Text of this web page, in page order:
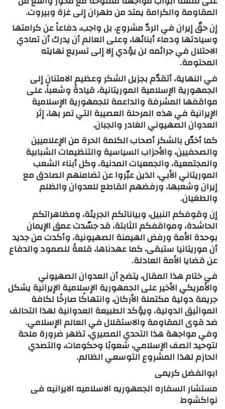
المقاومة والكرامة يمتد من طهران إلى غزة وبيروت.
إن حقّ إيران في الردّ مشروع، بل واجب، دفاعاً عن كرامتها
وسيادتها ودماء أبنائها، وعلى العالم أن يدرك أن تمادي
الاحتلال في جرائمه لن يؤدي إلا إلى تسريع نهايته
المحتومة.
في النهاية، أتقدّم بجزيل الشكر وعظيم الامتنان إلى
الجمهورية الإسلامية الموريتانية، قيادةً وشعباً، على
مواقفها المشرفة والداعمة للجمهورية الإسلامية
الإيرانية في هذه المرحلة العصيبة التي تمر بها، إثر
العدوان الصهيوني الغادر والجبان.
كما أخصّ بالشكر أصحاب الكلمة الحرة من الإعلاميين
والصحفيين، والأحزاب السياسية والتنظيمات الشبابية
والمجتمعية، والجمعيات المدنية، وكل أبناء الشعب
الموريتاني الأبي، الذين عبّروا عن تضامنهم الصادق مع
إيران وشعبها، ورفضهم القاطع للعدوان والظلم
والطغيان.
إن وقوفكم النبيل، وبياناتكم الجريئة، ومظاهراتكم
الحاشدة، ومواقفكم الثابتة، قد جسّدت عمق الإيمان
بوحدة الأمة ورفض الهيمنة الصهيونية، وأكدت من جديد
أن موريتانيا ستبقى، كما عهدناها، قلعةً للصمود والدفاع
عن قضايا الأمة العادلة.
في ختام هذا المقال، يتضح أن العدوان الصهيوني
والأمريكي الأخير على الجمهورية الإسلامية الإيرانية يشكل
جريمة دولية مكتملة الأركان، وانتهاكًا صارخًا لكافة
المواثيق الدولية، ويؤكد الطبيعة العدوانية لهذا التحالف
ضد قوى المقاومة والاستقلال في العالم الإسلامي.
وفي مواجهة هذا التحدي المصيري، تظهر ضرورة ملحة
لتوحيد الصف الإسلامي، شعوبًا وحكومات، والتصدي
الحازم لهذا المشروع التوسعي الظالم.
ابوالفضل کریمی
مستشار السفاره الجمهوریه الاسلامیه الایرانیه فی
نواکشوط